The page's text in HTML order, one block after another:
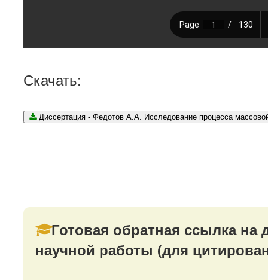
Скачать:
Диссертация - Федотов А.А. Исследование
Готовая обратная ссылка на
научной работы (для